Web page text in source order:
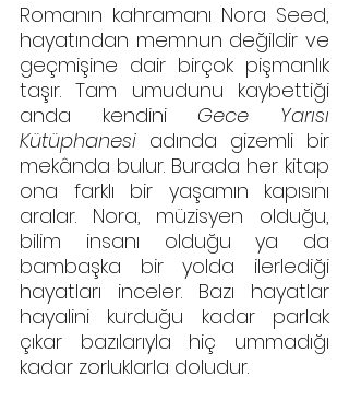
Romanın kahramanı Nora Seed,
hayatından memnun değildir ve
geçmişine dair birçok pişmanlık
taşır. Tam umudunu kaybettiği
anda kendini Gece Yarısı
Kütüphanesi adında gizemli bir
mekânda bulur. Burada her kitap
ona farklı bir yaşamın kapısını
aralar. Nora, müzisyen olduğu,
bilim insanı olduğu ya da
bambaşka bir yolda ilerlediği
hayatları inceler. Bazı hayatlar
hayalini kurduğu kadar parlak
çıkar bazılarıyla hiç ummadığı
kadar zorluklarla doludur.